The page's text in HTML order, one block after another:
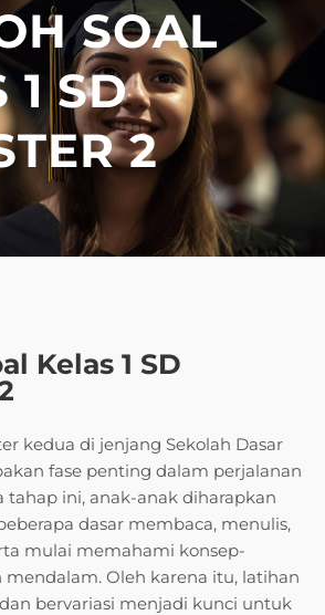
SOAL
1 SD
2
Kelas 1 SD
kedua di jenjang Sekolah Dasar
fase penting dalam perjalanan
tahap ini, anak-anak diharapkan
dasar membaca, menulis,
mulai memahami konsep-
mendalam. Oleh karena itu, latihan
bervariasi menjadi kunci untuk